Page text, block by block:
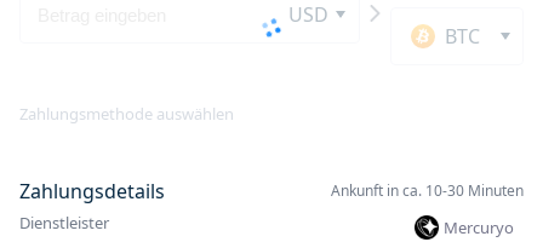
USD
BTC
Zahlungsmethode auswählen
Zahlungsdetails Ankunft in ca. 10-30 Minuten
Dienstleister
Mercuryo